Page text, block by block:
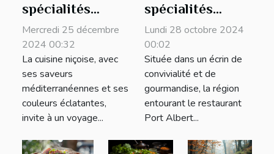
spécialités
culinaires
niçoises et leurs
origines
Mercredi 25 décembre
2024 00:32
La cuisine niçoise, avec
ses saveurs
méditerranéennes et ses
couleurs éclatantes,
invite à un voyage...
spécialités
culinaires près
du Restaurant
Port Albert
Lundi 28 octobre 2024
00:02
Située dans un écrin de
convivialité et de
gourmandise, la région
entourant le restaurant
Port Albert...